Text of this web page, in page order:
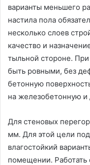
варианты меньшего
настила пола
несколько слоев
качество и
тыльной стороне.
быть ровными, без
бетонную
на железобетонную и
Для стеновых
мм. Для этой цели
влагостойкий
помещении.